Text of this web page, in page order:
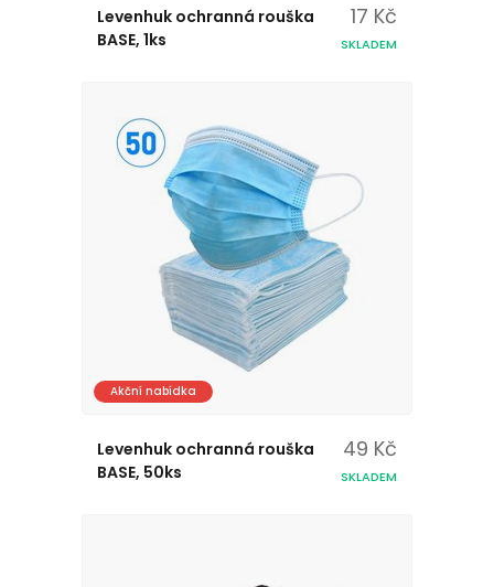
Levenhuk ochranná rouška
BASE, 1ks
17 Kč
SKLADEM
Akční nabídka
Levenhuk ochranná rouška
BASE, 50ks
49 Kč
SKLADEM